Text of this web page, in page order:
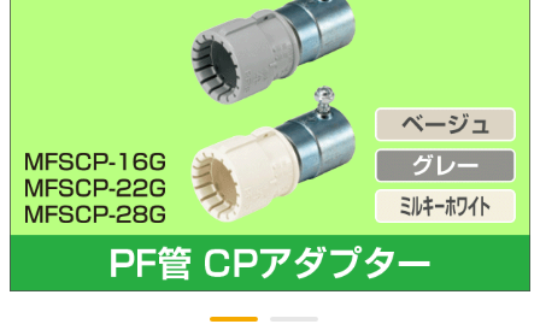
エアコン・換気扇・空調資材
太陽光発電ケーブル・コネクタ・関連資
電源ケーブル／コネクタ／分電盤／ブレ
照明・照明器具
電源タップ・延長コード
スイッチ・コンセント（配線器具）
太陽光発電工事
ホテル・病院向け